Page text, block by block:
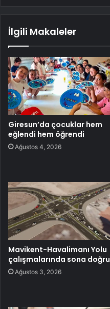
İlgili Makaleler
Giresun’da çocuklar hem
eğlendi hem öğrendi
Ağustos 4, 2026
Mavikent-Havalimanı Yolu
çalışmalarında sona doğru
Ağustos 3, 2026